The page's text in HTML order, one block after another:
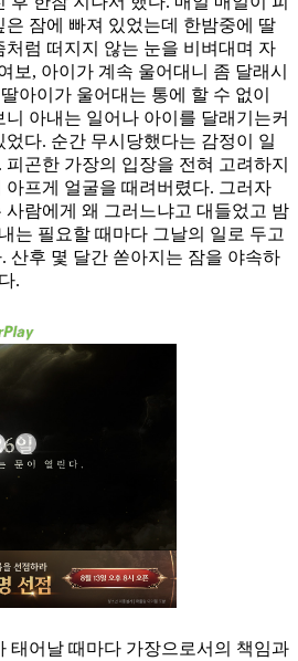
잠에 빠져 있었는데 한밤중에 딸
럼 떠지지 않는 눈을 비벼대며 자
보, 아이가 계속 울어대니 좀 달래시
아이가 울어대는 통에 할 수 없이
아내는 일어나 아이를 달래기는커
다. 순간 무시당했다는 감정이 일
곤한 가장의 입장을 전혀 고려하지
아프게 얼굴을 때려버렸다. 그러자
사람에게 왜 그러느냐고 대들었고 밤
는 필요할 때마다 그날의 일로 두고
산후 몇 달간 쏟아지는 잠을 야속하
.
태어날 때마다 가장으로서의 책임과